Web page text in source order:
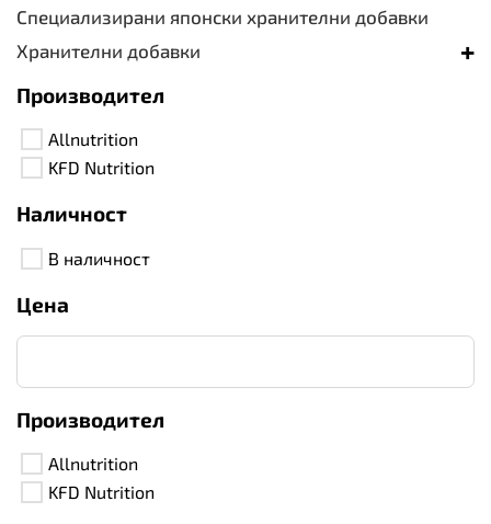
Специализирани японски хранителни добавки
Хранителни добавки
+
Производител
Allnutrition
KFD Nutrition
Наличност
В наличност
Цена
Производител
Allnutrition
KFD Nutrition